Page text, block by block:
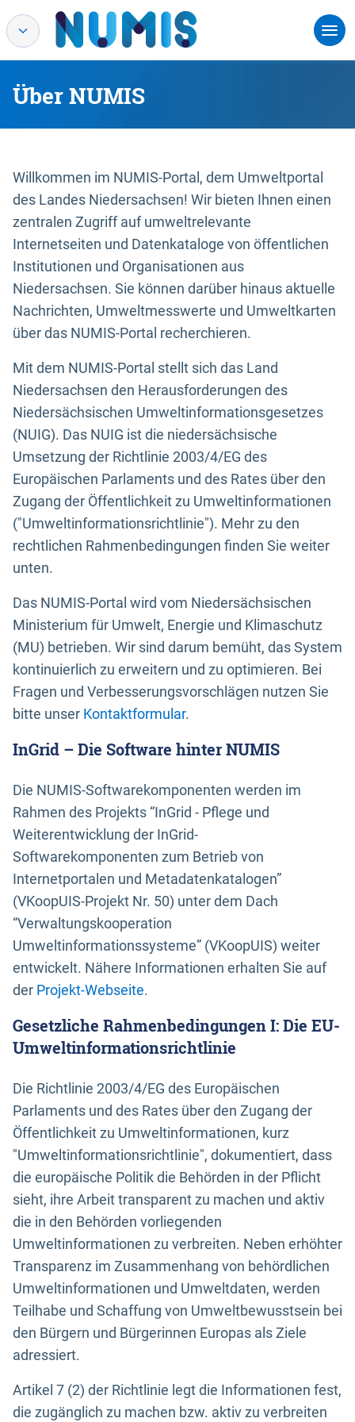
Über NUMIS
Willkommen im NUMIS-Portal, dem Umweltportal
des Landes Niedersachsen! Wir bieten Ihnen einen
zentralen Zugriff auf umweltrelevante
Internetseiten und Datenkataloge von öffentlichen
Institutionen und Organisationen aus
Niedersachsen. Sie können darüber hinaus aktuelle
Nachrichten, Umweltmesswerte und Umweltkarten
über das NUMIS-Portal recherchieren.
Mit dem NUMIS-Portal stellt sich das Land
Niedersachsen den Herausforderungen des
Niedersächsischen Umweltinformationsgesetzes
(NUIG). Das NUIG ist die niedersächsische
Umsetzung der Richtlinie 2003/4/EG des
Europäischen Parlaments und des Rates über den
Zugang der Öffentlichkeit zu Umweltinformationen
("Umweltinformationsrichtlinie"). Mehr zu den
rechtlichen Rahmenbedingungen finden Sie weiter
unten.
Das NUMIS-Portal wird vom Niedersächsischen
Ministerium für Umwelt, Energie und Klimaschutz
(MU) betrieben. Wir sind darum bemüht, das System
kontinuierlich zu erweitern und zu optimieren. Bei
Fragen und Verbesserungsvorschlägen nutzen Sie
bitte unser Kontaktformular.
InGrid – Die Software hinter NUMIS
Die NUMIS-Softwarekomponenten werden im
Rahmen des Projekts “InGrid - Pflege und
Weiterentwicklung der InGrid-
Softwarekomponenten zum Betrieb von
Internetportalen und Metadatenkatalogen”
(VKoopUIS-Projekt Nr. 50) unter dem Dach
“Verwaltungskooperation
Umweltinformationssysteme” (VKoopUIS) weiter
entwickelt. Nähere Informationen erhalten Sie auf
der Projekt-Webseite.
Gesetzliche Rahmenbedingungen I: Die EU-
Umweltinformationsrichtlinie
Die Richtlinie 2003/4/EG des Europäischen
Parlaments und des Rates über den Zugang der
Öffentlichkeit zu Umweltinformationen, kurz
"Umweltinformationsrichtlinie", dokumentiert, dass
die europäische Politik die Behörden in der Pflicht
sieht, ihre Arbeit transparent zu machen und aktiv
die in den Behörden vorliegenden
Umweltinformationen zu verbreiten. Neben erhöhter
Transparenz im Zusammenhang von behördlichen
Umweltinformationen und Umweltdaten, werden
Teilhabe und Schaffung von Umweltbewusstsein bei
den Bürgern und Bürgerinnen Europas als Ziele
adressiert.
Artikel 7 (2) der Richtlinie legt die Informationen fest,
die zugänglich zu machen bzw. aktiv zu verbreiten